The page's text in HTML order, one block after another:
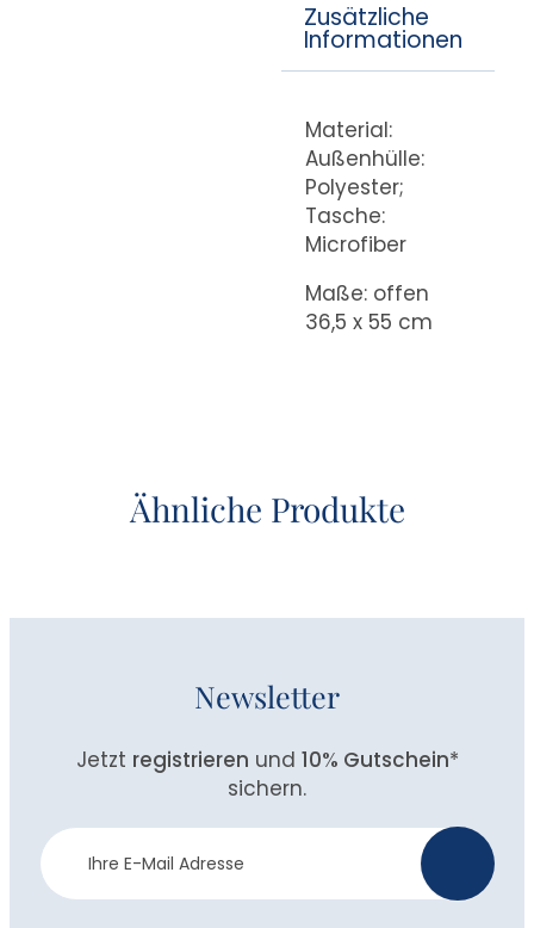
Zusätzliche
Informationen
Material:
Außenhülle:
Polyester;
Tasche:
Microfiber
Maße: offen
36,5 x 55 cm
Ähnliche Produkte
Newsletter
Jetzt registrieren und 10% Gutschein*
sichern.
Newsletter
Anmeldung